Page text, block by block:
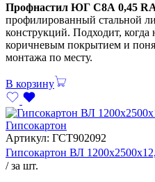
Профнастил ЮГ С8А 0,45
профилированный стальной
конструкций. Подходит,
коричневым покрытием и
монтажа по месту.
В корзину
Гипсокартон
Артикул: ГСТ902092
Гипсокартон ВЛ
/ за шт.